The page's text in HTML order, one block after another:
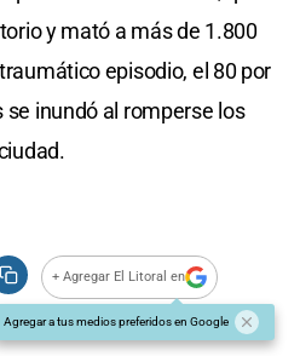
y mató a más de 1.800
episodio, el 80 por
inundó al romperse los
+ Agregar El Litoral en
Agregar a tus medios preferidos en Google